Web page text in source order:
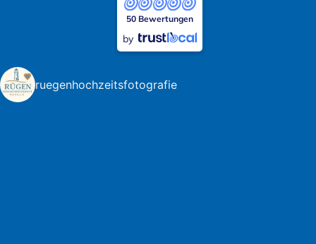
50 Bewertungen
by
ruegenhochzeitsfotografie